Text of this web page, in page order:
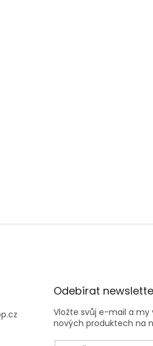
Odebírat
Vložte svůj e-mail a
nových produktech na